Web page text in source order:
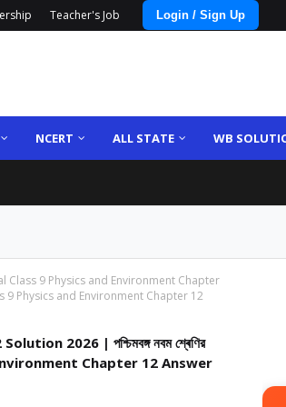
Teacher's Job Login / Sign Up
NCERT ALL STATE WB
Class 9 Physics and Environment Chapter
Class 9 Physics and Environment Chapter 12
2026 | পশ্চিমবঙ্গ নবম শ্ৰেণির
and Environment Chapter 12 Answer